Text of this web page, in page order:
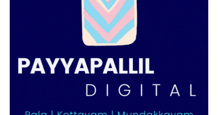
SUBSCRIBE NOW
PALA VISION
About